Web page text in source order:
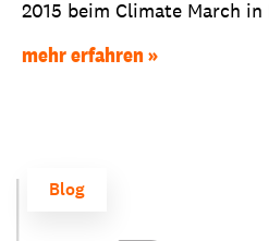
2015 beim Climate March
mehr erfahren
Blog